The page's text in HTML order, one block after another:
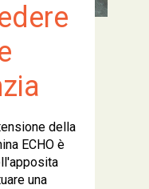
della
ECHO è
una